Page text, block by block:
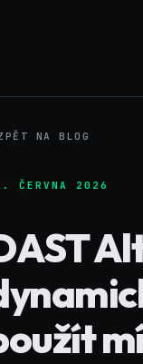
NA BLOG
ČERVNA 2026